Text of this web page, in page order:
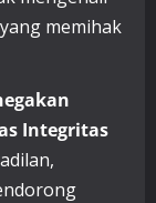
memihak
Integritas